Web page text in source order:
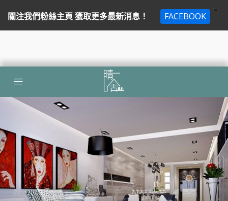
關注我們粉絲主頁 獲取更多最新消息！ FACEBOOK
X